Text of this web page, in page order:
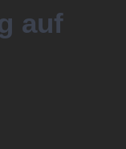
auf